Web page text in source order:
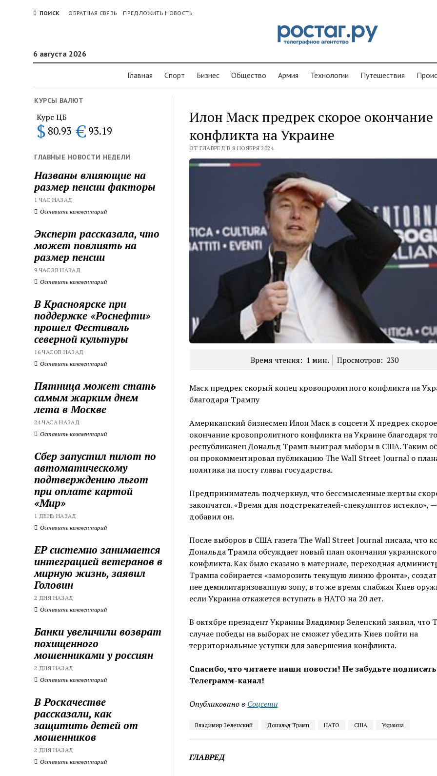
ПОИСК ОБРАТНАЯ СВЯЗЬ ПРЕДЛОЖИТЬ НОВОСТЬ
6 августа 2026
Главная Спорт Бизнес Общество Армия Технологии Путешествия
КУРСЫ ВАЛЮТ
Курс ЦБ
$ 80.93 € 93.19
ГЛАВНЫЕ НОВОСТИ НЕДЕЛИ
Названы влияющие на
размер пенсии факторы
1 ЧАС НАЗАД
Оставить комментарий
Эксперт рассказала, что
может повлиять на
размер пенсии
9 ЧАСОВ НАЗАД
Оставить комментарий
В Красноярске при
поддержке «Роснефти»
прошел Фестиваль
северной культуры
16 ЧАСОВ НАЗАД
Оставить комментарий
Пятница может стать
самым жарким днем
лета в Москве
24 ЧАСА НАЗАД
Оставить комментарий
Сбер запустил пилот по
автоматическому
подтверждению льгот
при оплате картой
«Мир»
1 ДЕНЬ НАЗАД
Оставить комментарий
ЕР системно занимается
интеграцией ветеранов в
мирную жизнь, заявил
Головин
2 ДНЯ НАЗАД
Оставить комментарий
Банки увеличили возврат
похищенного
мошенниками у россиян
2 ДНЯ НАЗАД
Оставить комментарий
В Роскачестве
рассказали, как
защитить детей от
мошенников
2 ДНЯ НАЗАД
Оставить комментарий
Илон Маск предрек скорое окончание
конфликта на Украине
ОТ ГЛАВРЕД В 8 НОЯБРЯ 2024
Время чтения: 1 мин. Просмотров: 230
Маск предрек скорый конец кровопролитного конфликта на
благодаря Трампу
Американский бизнесмен Илон Маск в соцсети X предрек скорое
окончание кровопролитного конфликта на Украине благодаря
республиканец Дональд Трамп выиграл выборы в США. Таким
он прокомментировал публикацию The Wall Street Journal о
политика на посту главы государства.
Предприниматель подчеркнул, что бессмысленные жертвы
закончатся. «Время для подстрекателей-спекулянтов истекло», —
добавил он.
После выборов в США газета The Wall Street Journal писала, что
Дональда Трампа обсуждает новый план окончания украинского
конфликта. Как было сказано в материале, переходная
Трампа собирается «заморозить текущую линию фронта»,
нее демилитаризованную зону, в то же время снабжая Киев
если Украина откажется вступать в НАТО на 20 лет.
В октябре президент Украины Владимир Зеленский заявил, что
случае победы на выборах не сможет убедить Киев пойти на
территориальные уступки для завершения конфликта.
Спасибо, что читаете наши новости! Не забудьте
Телеграмм-канал!
Опубликовано в Соцсети
Владимир Зеленский Дональд Трамп НАТО США Украина
ГЛАВРЕД